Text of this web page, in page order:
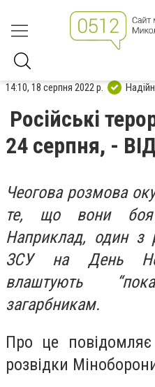
14:10, 18 серпня 2022 р.
Російські
24 серпня, -
Чеогова розмова
те, що вони
Наприклад, один з
ЗСУ на День
влаштують
загарбникам.
Про це повідомляє
розвідки